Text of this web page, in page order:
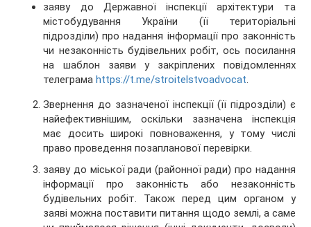
заяву до Державної інспекції архітектури та
містобудування України (її територіальні
підрозділи) про надання інформації про законність
чи незаконність будівельних робіт, ось посилання
на шаблон заяви у закріплених повідомленнях
телеграма https://t.me/stroitelstvoadvocat.
Звернення до зазначеної інспекції (її підрозділи) є
найефективнішим, оскільки зазначена інспекція
має досить широкі повноваження, у тому числі
право проведення позапланової перевірки.
заяву до міської ради (районної ради) про надання
інформації про законність або незаконність
будівельних робіт. Також перед цим органом у
заяві можна поставити питання щодо землі, а саме